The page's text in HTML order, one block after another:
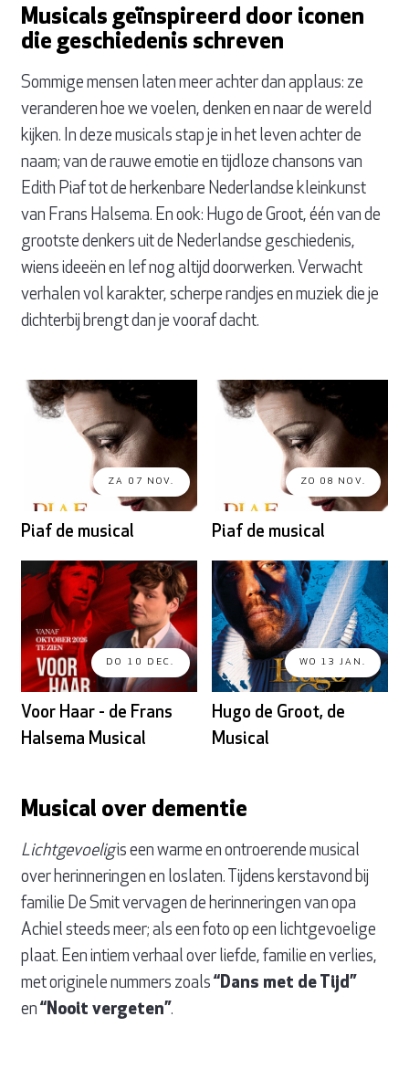
Musicals geïnspireerd door iconen
die geschiedenis schreven
Sommige mensen laten meer achter dan applaus: ze
veranderen hoe we voelen, denken en naar de wereld
kijken. In deze musicals stap je in het leven achter de
naam; van de rauwe emotie en tijdloze chansons van
Edith Piaf tot de herkenbare Nederlandse kleinkunst
van Frans Halsema. En ook: Hugo de Groot, één van de
grootste denkers uit de Nederlandse geschiedenis,
wiens ideeën en lef nog altijd doorwerken. Verwacht
verhalen vol karakter, scherpe randjes en muziek die je
dichterbij brengt dan je vooraf dacht.
ZA 07 NOV.
Piaf de musical
ZO 08 NOV.
Piaf de musical
DO 10 DEC.
Voor Haar - de Frans
Halsema Musical
WO 13 JAN.
Hugo de Groot, de
Musical
Musical over dementie
Lichtgevoeligis een warme en ontroerende musical
over herinneringen en loslaten. Tijdens kerstavond bij
familie De Smit vervagen de herinneringen van opa
Achiel steeds meer; als een foto op een lichtgevoelige
plaat. Een intiem verhaal over liefde, familie en verlies,
met originele nummers zoals “Dans met de Tijd”
en “Nooit vergeten”.